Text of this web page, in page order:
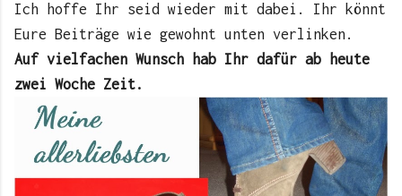
Ich hoffe Ihr seid wieder mit dabei. Ihr könnt
Eure Beiträge wie gewohnt unten verlinken.
Auf vielfachen Wunsch hab Ihr dafür ab heute
zwei Woche Zeit.